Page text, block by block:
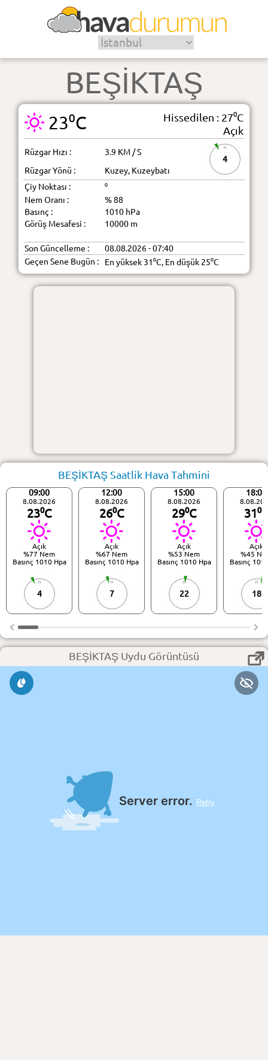
BEŞİKTAŞ
23⁰C
Hissedilen : 27⁰C
Açık
Rüzgar Hızı : 3.9 KM / S
4
Rüzgar Yönü :
Kuzey, Kuzeybatı
Çiy Noktası :
⁰
Nem Oranı :
% 88
Basınç :
1010 hPa
Görüş Mesafesi :
10000 m
Son Güncelleme :
08.08.2026 - 07:40
Geçen Sene Bugün :
En yüksek 31⁰C, En düşük 25⁰C
BEŞİKTAŞ Saatlik Hava Tahmini
09:00
8.08.2026
23⁰C
Açık
%77 Nem
Basınç 1010 Hpa
4
12:00
8.08.2026
26⁰C
Açık
%67 Nem
Basınç 1010 Hpa
7
15:00
8.08.2026
29⁰C
Açık
%53 Nem
Basınç 1010 Hpa
22
18:00
31⁰C
Açık
%45
Basınç
18
BEŞİKTAŞ Uydu Görüntüsü